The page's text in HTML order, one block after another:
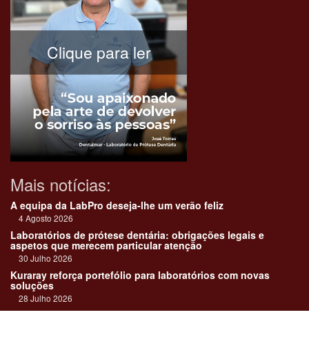
Clique para ler
Mais notícias:
A equipa da LabPro deseja-lhe um verão feliz
4 Agosto 2026
Laboratórios de prótese dentária: obrigações legais e
aspetos que merecem particular atenção
30 Julho 2026
Kuraray reforça portefólio para laboratórios com novas
soluções
28 Julho 2026
"Devemos encarar cada caso como uma história construída